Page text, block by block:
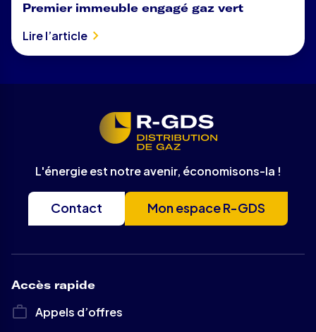
Premier immeuble engagé gaz vert
Lire l’article
L'énergie est notre avenir, économisons-la !
Contact Mon espace R-GDS
Accès rapide
Appels d’offres